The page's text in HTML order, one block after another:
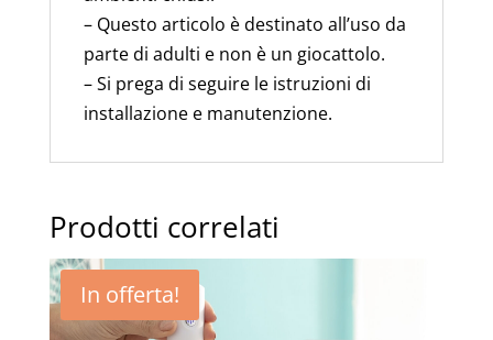
– Questo articolo è destinato all’uso da
parte di adulti e non è un giocattolo.
– Si prega di seguire le istruzioni di
installazione e manutenzione.
Prodotti correlati
In offerta!